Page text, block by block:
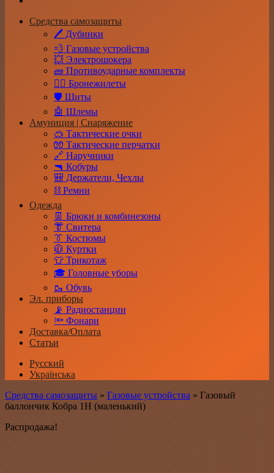
Средства самозащиты
🖊️ Дубинки
💨 Газовые устройства
💥 Электрошокера
🧱 Противоударные комплекты
👮‍♂️ Бронежилеты
🛡️ Щиты
🤖 Шлемы
Амуниция | Снаряжение
🥽 Тактические очки
🧤 Тактические перчатки
🔗 Наручники
🔫 Кобуры
🎒 Держатели, Чехлы
⛓️ Ремни
Одежда
👖 Брюки и комбинезоны
👘 Свитера
👔 Костюмы
🧥 Куртки
👕 Трикотаж
🎓 Головные уборы
🥾 Обувь
Эл. приборы
📡 Радиостанции
🔦 Фонари
Доставка/Оплата
Статьи
Русский
Українська
Средства самозащиты » Газовые устройства » Газовый
баллончик Кобра 1Н (маленький)
Распродажа!